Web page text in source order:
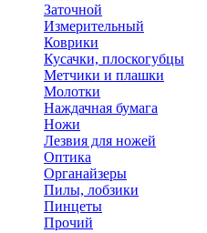
Заточной
Измерительный
Коврики
Кусачки, плоскогубцы
Метчики и плашки
Молотки
Наждачная бумага
Ножи
Лезвия для ножей
Оптика
Органайзеры
Пилы, лобзики
Пинцеты
Прочий